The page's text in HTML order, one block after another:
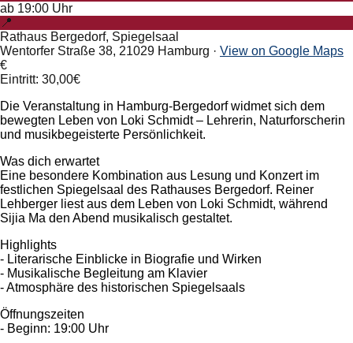
ab 19:00 Uhr
📍
Rathaus Bergedorf, Spiegelsaal
Wentorfer Straße 38, 21029 Hamburg · View on Google Maps
€
Eintritt: 30,00€
Die Veranstaltung in Hamburg-Bergedorf widmet sich dem
bewegten Leben von Loki Schmidt – Lehrerin, Naturforscherin
und musikbegeisterte Persönlichkeit.
Was dich erwartet
Eine besondere Kombination aus Lesung und Konzert im
festlichen Spiegelsaal des Rathauses Bergedorf. Reiner
Lehberger liest aus dem Leben von Loki Schmidt, während
Sijia Ma den Abend musikalisch gestaltet.
Highlights
- Literarische Einblicke in Biografie und Wirken
- Musikalische Begleitung am Klavier
- Atmosphäre des historischen Spiegelsaals
Öffnungszeiten
- Beginn: 19:00 Uhr